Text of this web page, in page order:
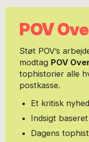
været handelsminister og
Sydhavnen, og nyder
POV
Støt POV’s
modtag POV
tophistorier alle
postkasse.
Et kritisk
Indsigt
Dagens